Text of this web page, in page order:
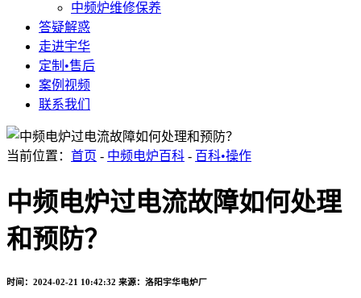
中频炉维修保养
答疑解惑
走进宇华
定制•售后
案例视频
联系我们
当前位置： 首页 - 中频电炉百科 - 百科•操作
中频电炉过电流故障如何处理
和预防？
时间：2024-02-21 10:42:32 来源：洛阳宇华电炉厂